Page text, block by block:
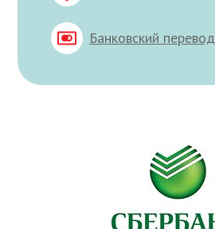
Банковский перевод